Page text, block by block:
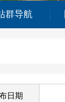
群导航
日期